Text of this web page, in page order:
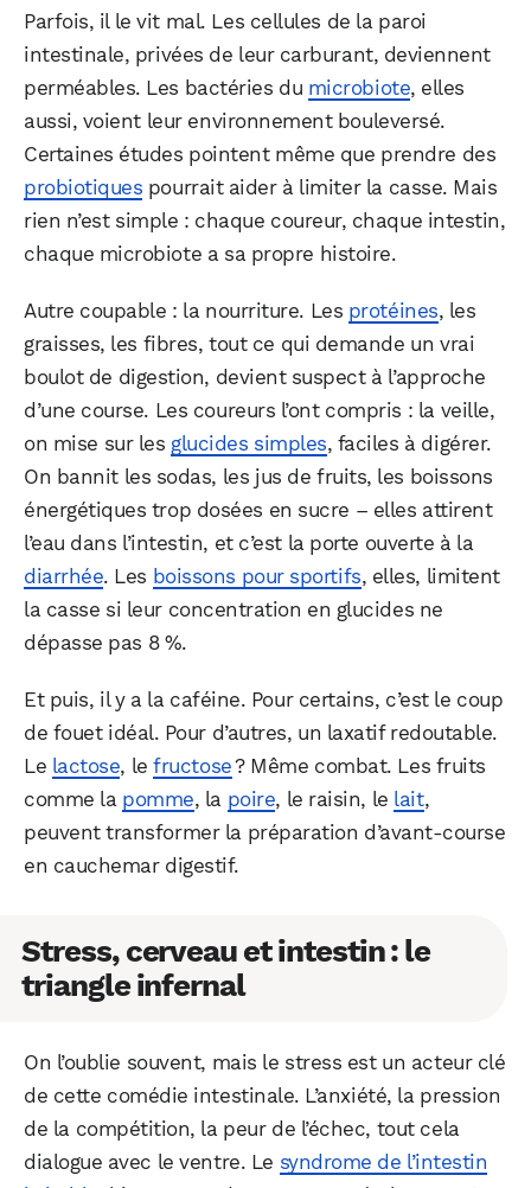
Parfois, il le vit mal. Les cellules de la paroi
intestinale, privées de leur carburant, deviennent
perméables. Les bactéries du microbiote, elles
aussi, voient leur environnement bouleversé.
Certaines études pointent même que prendre des
probiotiques pourrait aider à limiter la casse. Mais
rien n’est simple : chaque coureur, chaque intestin,
chaque microbiote a sa propre histoire.
Autre coupable : la nourriture. Les protéines, les
graisses, les fibres, tout ce qui demande un vrai
boulot de digestion, devient suspect à l’approche
d’une course. Les coureurs l’ont compris : la veille,
on mise sur les glucides simples, faciles à digérer.
On bannit les sodas, les jus de fruits, les boissons
énergétiques trop dosées en sucre – elles attirent
l’eau dans l’intestin, et c’est la porte ouverte à la
diarrhée. Les boissons pour sportifs, elles, limitent
la casse si leur concentration en glucides ne
dépasse pas 8 %.
Et puis, il y a la caféine. Pour certains, c’est le coup
de fouet idéal. Pour d’autres, un laxatif redoutable.
Le lactose, lefructose? Même combat. Les fruits
comme la pomme, la poire, le raisin, le lait,
peuvent transformer la préparation d’avant-course
en cauchemar digestif.
Stress, cerveau et intestin : le
triangle infernal
On l’oublie souvent, mais le stress est un acteur clé
de cette comédie intestinale. L’anxiété, la pression
de la compétition, la peur de l’échec, tout cela
dialogue avec le ventre. Le syndrome de l’intestin